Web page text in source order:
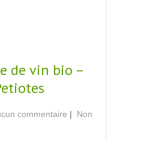
de vin bio –
commentaire | Non